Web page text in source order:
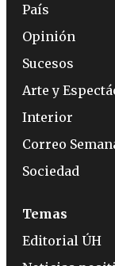
País
Opinión
Sucesos
Arte y
Interior
Correo
Sociedad
Temas
Editorial ÚH